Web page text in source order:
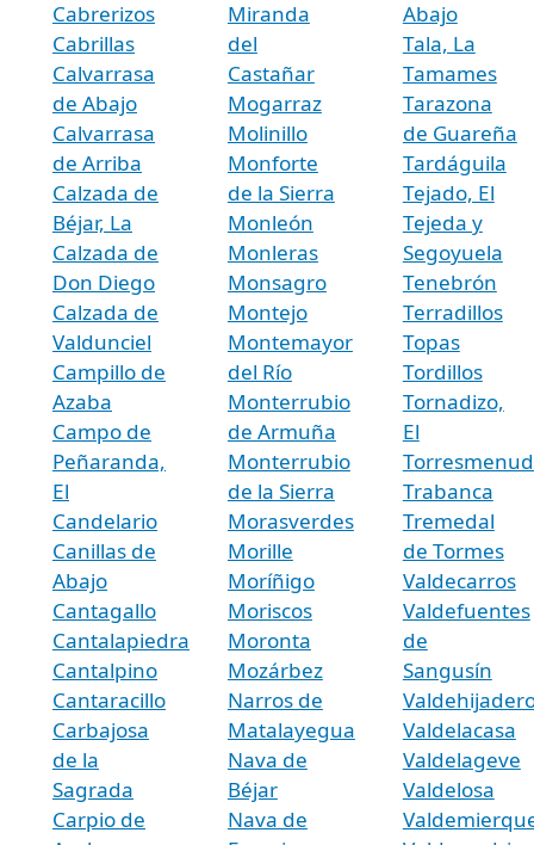
Cabrerizos
Cabrillas
Calvarrasa
de Abajo
Calvarrasa
de Arriba
Calzada de
Béjar, La
Calzada de
Don Diego
Calzada de
Valdunciel
Campillo de
Azaba
Campo de
Peñaranda,
El
Candelario
Canillas de
Abajo
Cantagallo
Cantalapiedra
Cantalpino
Cantaracillo
Carbajosa
de la
Sagrada
Carpio de
Miranda
del
Castañar
Mogarraz
Molinillo
Monforte
de la Sierra
Monleón
Monleras
Monsagro
Montejo
Montemayor
del Río
Monterrubio
de Armuña
Monterrubio
de la Sierra
Morasverdes
Morille
Moríñigo
Moriscos
Moronta
Mozárbez
Narros de
Matalayegua
Nava de
Béjar
Nava de
Abajo
Tala, La
Tamames
Tarazona
de Guareña
Tardáguila
Tejado, El
Tejeda y
Segoyuela
Tenebrón
Terradillos
Topas
Tordillos
Tornadizo,
El
Trabanca
Tremedal
de Tormes
Valdecarros
Valdefuentes
de
Sangusín
Valdelacasa
Valdelageve
Valdelosa